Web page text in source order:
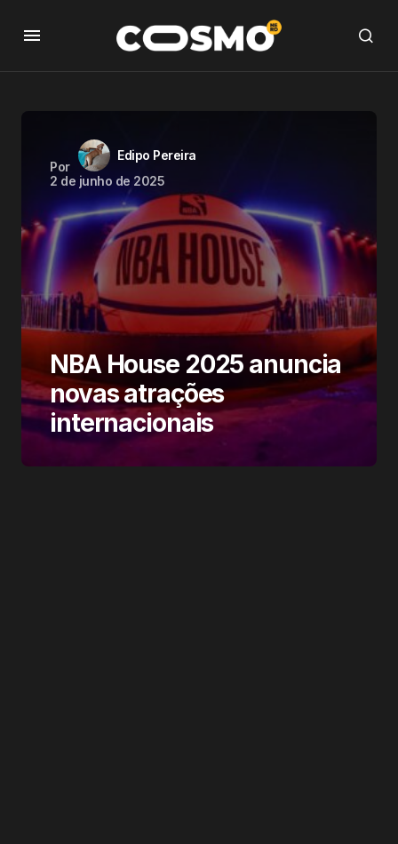
Por
Edipo Pereira
2 de junho de 2025
NBA House 2025 anuncia
novas atrações
internacionais